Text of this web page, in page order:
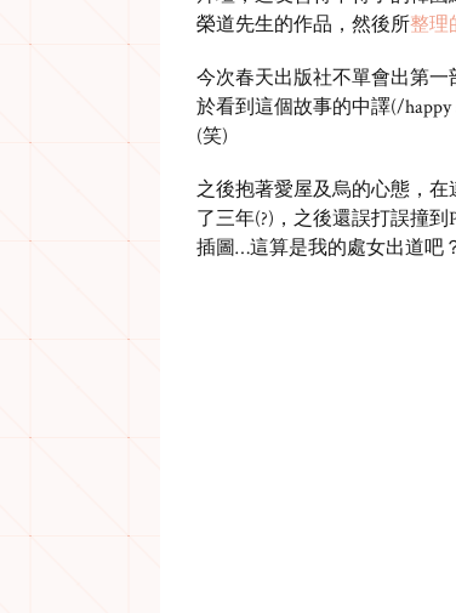
榮道先生的作品，然後所整理
今次春天出版社不單會出第一
於看到這個故事的中譯(/
(笑)
之後抱著愛屋及烏的心態，
了三年(?)，之後還誤打誤撞
插圖…這算是我的處女出道吧